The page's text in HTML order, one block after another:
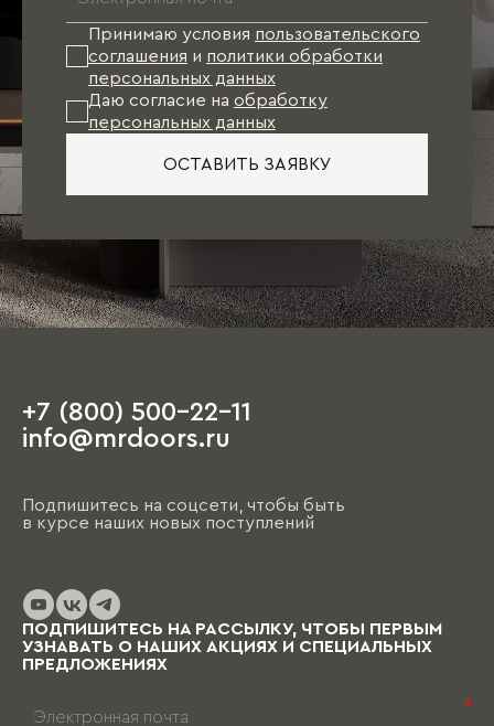
к моменту финишной отделки квартиры
проект Вашей мебели будет готов. Останется
лишь произвести точные замеры и оформить
заказ.
При таком варианте подбор отделочных
материалов (обои, напольное покрытие, цвет
Единственное пожелание: при посещении
салона иметь план квартиры с
ориентировочными размерами, а также
На этапе чистовой отделки дизайнер
выезжает на объект и предлагает вариант,
стен, напольные покрытия и т.д. При этом
необходимо помнить, что на отрисовку,
обсуждение и согласование проекта и на
выбранных материалов и коллекции), и какое-
то время Вам в этом случае придется пожить
без мебели.
Принимаю условия пользовательского
соглашения и политики обработки
персональных данных
Даю согласие на обработку
персональных данных
ОСТАВИТЬ ЗАЯВКУ
+7 (800) 500-22-11
info@mrdoors.ru
Подпишитесь на соцсети, чтобы быть
в курсе наших новых поступлений
ПОДПИШИТЕСЬ НА РАССЫЛКУ, ЧТОБЫ ПЕРВЫМ
УЗНАВАТЬ О НАШИХ АКЦИЯХ И СПЕЦИАЛЬНЫХ
ПРЕДЛОЖЕНИЯХ
*